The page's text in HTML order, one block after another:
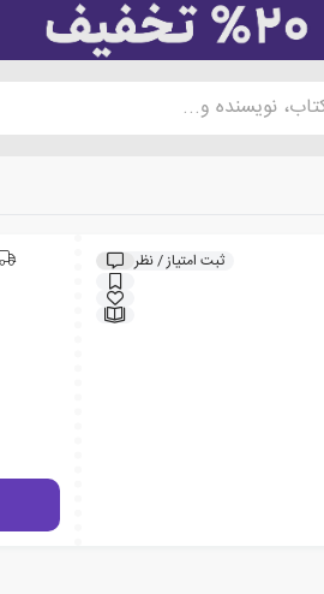
نویسنده و...
ثبت امتیاز / نظر